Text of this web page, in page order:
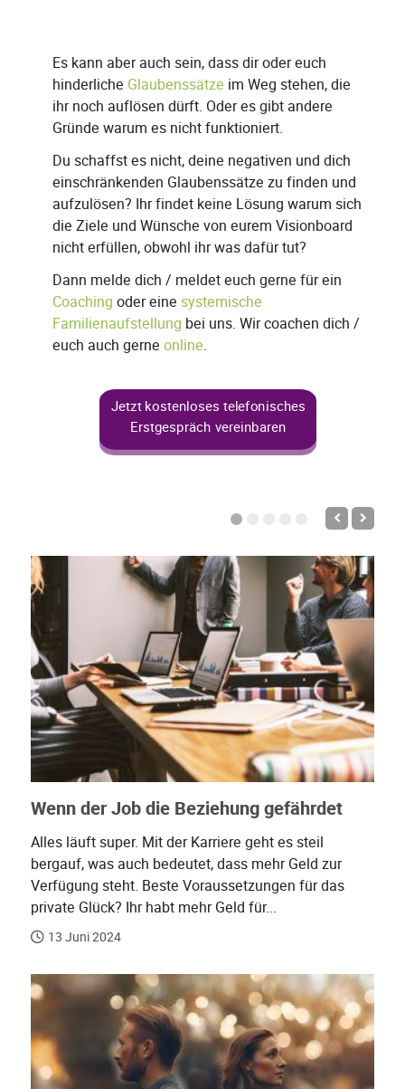
Es kann aber auch sein, dass dir oder euch
hinderliche Glaubenssätze im Weg stehen, die
ihr noch auflösen dürft. Oder es gibt andere
Gründe warum es nicht funktioniert.
Du schaffst es nicht, deine negativen und dich
einschränkenden Glaubenssätze zu finden und
aufzulösen? Ihr findet keine Lösung warum sich
die Ziele und Wünsche von eurem Visionboard
nicht erfüllen, obwohl ihr was dafür tut?
Dann melde dich / meldet euch gerne für ein
Coaching oder eine systemische
Familienaufstellung bei uns. Wir coachen dich /
euch auch gerne online.
Jetzt kostenloses telefonisches
Erstgespräch vereinbaren
Wenn der Job die Beziehung gefährdet
Alles läuft super. Mit der Karriere geht es steil
bergauf, was auch bedeutet, dass mehr Geld zur
Verfügung steht. Beste Voraussetzungen für das
private Glück? Ihr habt mehr Geld für...
13 Juni 2024